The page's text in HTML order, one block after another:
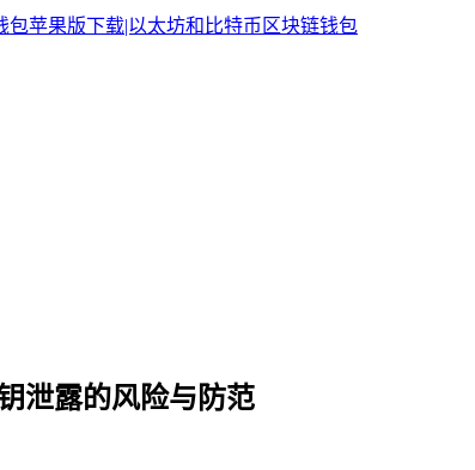
泄露的风险与防范